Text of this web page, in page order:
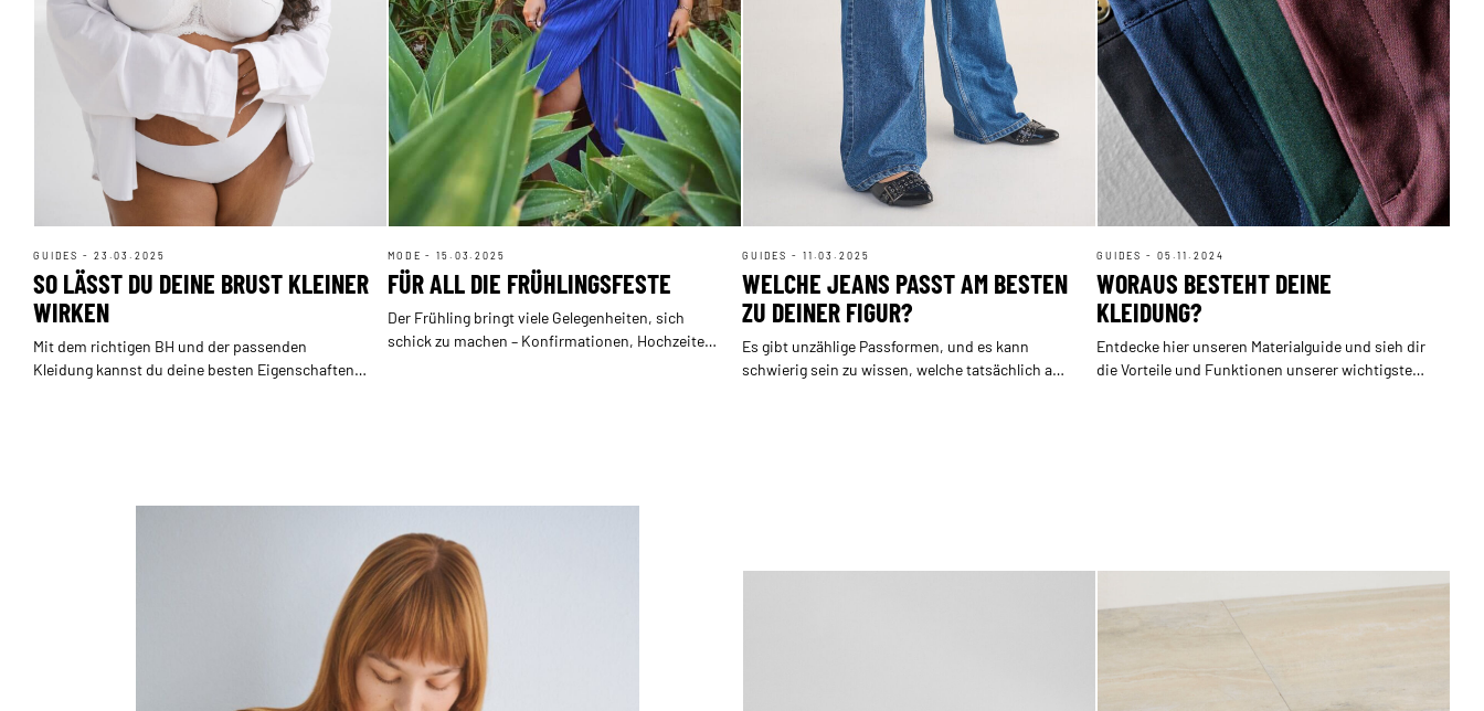
GUIDES - 23.03.2025
SO LÄSST DU DEINE BRUST KLEINER
WIRKEN
Mit dem richtigen BH und der passenden
Kleidung kannst du deine besten Eigenschaften
MODE - 15.03.2025
FÜR ALL DIE FRÜHLINGSFESTE
Der Frühling bringt viele Gelegenheiten, sich
schick zu machen – Konfirmationen, Hochzeiten,
GUIDES - 11.03.2025
WELCHE JEANS PASST AM BESTEN
ZU DEINER FIGUR?
Es gibt unzählige Passformen, und es kann
schwierig sein zu wissen, welche tatsächlich am
GUIDES - 05.11.2024
WORAUS BESTEHT DEINE
KLEIDUNG?
Entdecke hier unseren Materialguide und sieh dir
die Vorteile und Funktionen unserer wichtigsten